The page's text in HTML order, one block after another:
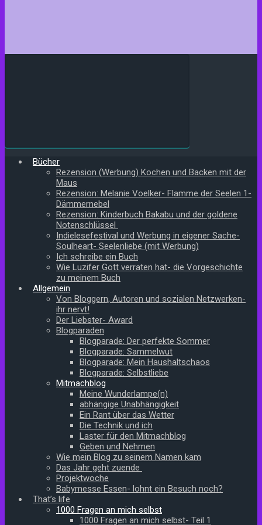
Bücher
Rezension (Werbung) Kochen und Backen mit der
Maus
Rezension: Melanie Voelker- Flamme der Seelen 1-
Dämmernebel
Rezension: Kinderbuch Bakabu und der goldene
Notenschlüssel
Indielesefestival und Werbung in eigener Sache-
Soulheart- Seelenliebe (mit Werbung)
Ich schreibe ein Buch
Wie Luzifer Gott verraten hat- die Vorgeschichte
zu meinem Buch
Allgemein
Von Bloggern, Autoren und sozialen Netzwerken-
ihr nervt!
Der Liebster- Award
Blogparaden
Blogparade: Der perfekte Sommer
Blogparade: Sammelwut
Blogparade: Mein Haushaltschaos
Blogparade: Selbstliebe
Mitmachblog
Meine Wunderlampe(n)
abhängige Unabhängigkeit
Ein Rant über das Wetter
Die Technik und ich
Laster für den Mitmachblog
Geben und Nehmen
Wie mein Blog zu seinem Namen kam
Das Jahr geht zuende
Projektwoche
Babymesse Essen- lohnt ein Besuch noch?
That’s life
1000 Fragen an mich selbst
1000 Fragen an mich selbst- Teil 1